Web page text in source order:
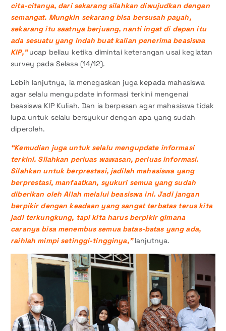
cita-citanya, dari sekarang silahkan diwujudkan dengan
semangat. Mungkin sekarang bisa bersusah payah,
sekarang itu saatnya berjuang, nanti ingat di depan itu
ada sesuatu yang indah buat kalian penerima beasiswa
KIP,”ucap beliau ketika dimintai keterangan usai kegiatan
survey pada Selasa (14/12).
Lebih lanjutnya, ia menegaskan juga kepada mahasiswa
agar selalu mengupdate informasi terkini mengenai
beasiswa KIP Kuliah. Dan ia berpesan agar mahasiswa tidak
lupa untuk selalu bersyukur dengan apa yang sudah
diperoleh.
“Kemudian juga untuk selalu mengupdate informasi
terkini. Silahkan perluas wawasan, perluas informasi.
Silahkan untuk berprestasi, jadilah mahasiswa yang
berprestasi, manfaatkan, syukuri semua yang sudah
diberikan oleh Allah melalui beasiswa ini. Jadi jangan
berpikir dengan keadaan yang sangat terbatas terus kita
jadi terkungkung, tapi kita harus berpikir gimana
caranya bisa menembus semua batas-batas yang ada,
raihlah mimpi setinggi-tingginya,”lanjutnya.